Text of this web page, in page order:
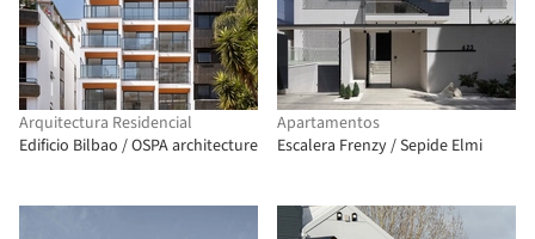
Arquitectura Residencial
Edificio Bilbao / OSPA architecture
Apartamentos
Escalera Frenzy / Sepide Elmi